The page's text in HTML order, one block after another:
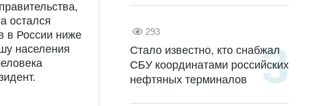
остался
в России ниже
населения
293
Стало известно, кто снабжал
СБУ координатами российских
нефтяных терминалов